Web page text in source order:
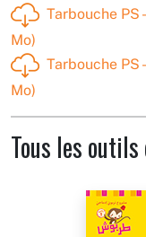
Tarbouche PS
Mo)
Tarbouche PS
Mo)
Tous les